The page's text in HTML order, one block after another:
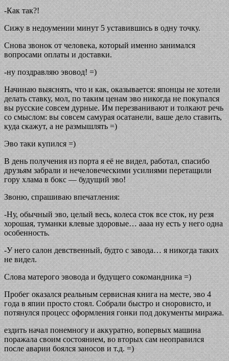
-Как так?!
Сижу в недоумении минут 5 уставившись в одну точку.
Снова звонок от человека, который именно занимался
вопросами оплаты и доставки.
-ну поздравляю эвовод! =)
Начинаю выяснять, что и как, оказывается: японцы не хотели
делать ставку, мол, по таким ценам эво никогда не покупался
вы русские совсем дурные. Им перезванивают и толкают речь
со смыслом: вы совсем самурая осатанели, ваше дело ставить,
куда скажут, а не размышлять =)
Эво таки купился =)
В день получения из порта я её не видел, работал, спасибо
друзьям забрали и нечеловеческими усилиями перетащили
гору хлама в бокс — будущий эво!
Звоню, спрашиваю впечатления:
-Ну, обычный эво, целый весь, колеса сток все сток, ну резя
хорошая, туманки клевые здоровые… аааа ну есть у него одна
особенность.
-У него салон девственный, будто с завода… я никогда таких
не видел.
Слова матерого эвовода и будущего сокомандника =)
Пробег оказался реальным сервисная книга на месте, эво 4
года в япии просто стоял. Собрали быстро и сноровисто, и
потянулся процесс оформления гонки под документы миража.
ездить начал понемногу и аккуратно, вопервых машина
поражала своим состоянием, во вторых сам неоправился
после аварии боялся заносов и т.д. =)